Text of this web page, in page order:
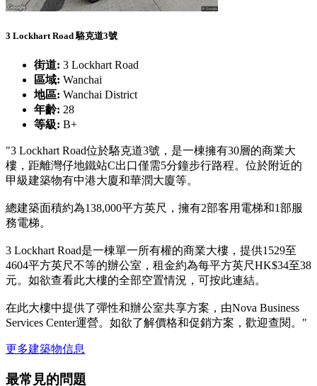
3 Lockhart Road 駱克道3號
街道: 3 Lockhart Road
區域: Wanchai
地區: Wanchai District
年齡: 28
等級: B+
"3 Lockhart Road位於駱克道3號，是一棟擁有30層的商業大
樓，距離灣仔地鐵站C出口僅需5分鐘步行路程。位於附近的
甲級建築物有中港大廈和華潤大廈等。
總建築面積約為138,000平方英尺，擁有2部客用電梯和1部服
務電梯。
3 Lockhart Road是一棟單一所有權的商業大樓，提供1529至
4604平方英尺不等的辦公室，租金約為每平方英尺HK$34至38
元。如欲查看此大樓的全部空置情況，可按此連結。
在此大樓中提供了彈性和辦公室共享方案，由Nova Business
Services Center運營。如欲了解價格和促銷方案，歡迎查閱。"
更多建築物信息
最常見的問題